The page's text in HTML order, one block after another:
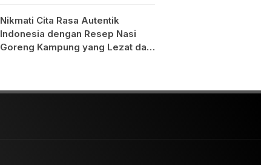
Nikmati Cita Rasa Autentik
Indonesia dengan Resep Nasi
Goreng Kampung yang Lezat dan